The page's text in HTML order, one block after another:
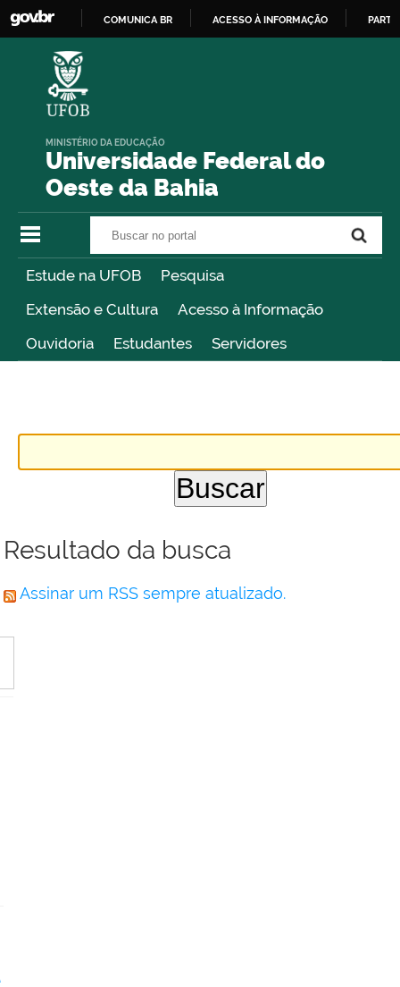
COMUNICA BR ACESSO À INFORMAÇÃO
Universidade Federal do
Oeste da Bahia
MINISTÉRIO DA EDUCAÇÃO
Estude na UFOB
Pesquisa
Extensão e Cultura
Acesso à Informação
Ouvidoria
Estudantes Servidores
Resultado da busca
Assinar um RSS sempre atualizado.